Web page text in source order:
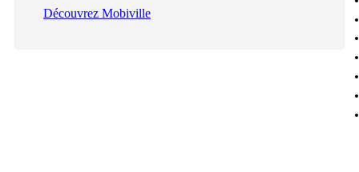
Découvrez Mobiville